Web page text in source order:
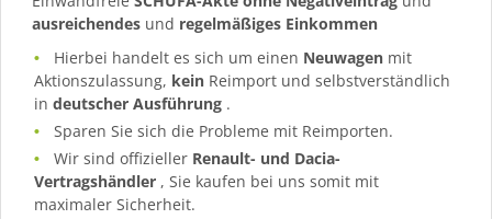
ausreichendes und regelmäßiges Einkommen
Hierbei handelt es sich um einen Neuwagen mit
Aktionszulassung, kein Reimport und selbstverständlich
in deutscher Ausführung .
Sparen Sie sich die Probleme mit Reimporten.
Wir sind offizieller Renault- und Dacia-
Vertragshändler , Sie kaufen bei uns somit mit
maximaler Sicherheit.